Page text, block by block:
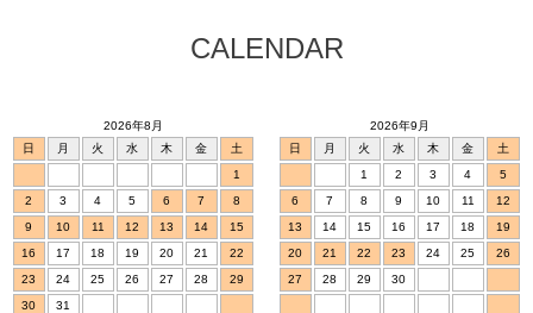
CALENDAR
2026年8月
日
月 火 水 木 金
土
1
2
3 4 5 6 7
8
9
10 11 12 13 14
15
16
17 18 19 20 21
22
23
24 25 26 27 28
29
30
31
2026年9月
日
月 火 水 木 金
土
1
2 3 4
5
6
7 8 9 10 11
12
13
14 15 16 17 18
19
20
21 22 23 24 25
26
27
28 29 30